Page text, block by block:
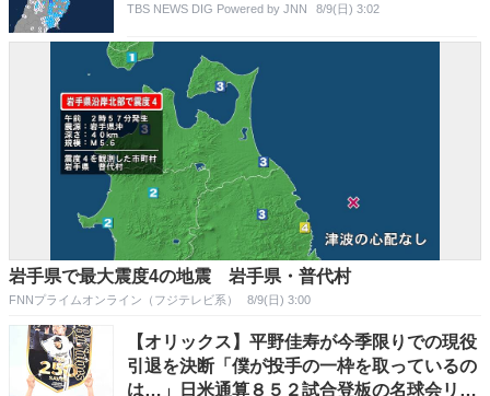
TBS NEWS DIG Powered by JNN 8/9(日) 3:02
岩手県で最大震度4の地震 岩手県・普代村
FNNプライムオンライン（フジテレビ系） 8/9(日) 3:00
【オリックス】平野佳寿が今季限りでの現役
引退を決断「僕が投手の一枠を取っているの
は…」日米通算８５２試合登板の名球会リリ